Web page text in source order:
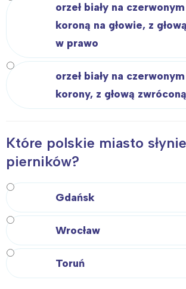
orzeł biały na
koroną na głowie, z
w prawo
orzeł biały na
korony, z głową
Które polskie miasto
pierników?
Gdańsk
Wrocław
Toruń